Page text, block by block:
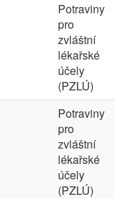
Potraviny
pro
zvláštní
lékařské
účely
(PZLÚ)
Potraviny
pro
zvláštní
lékařské
účely
(PZLÚ)